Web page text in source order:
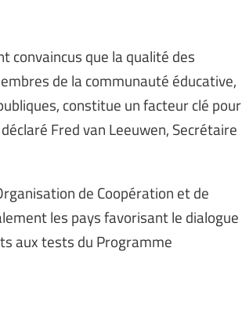
convaincus que la qualité des
de la communauté éducative,
constitue un facteur clé pour
Fred van Leeuwen, Secrétaire
de Coopération et de
les pays favorisant le dialogue
aux tests du Programme